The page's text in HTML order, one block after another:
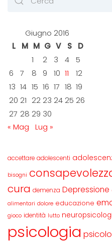
Giugno 2016
L
M M G V S
D
1
2 3 4
5
6
7 8 9 10 11
12
13 14 15 16 17 18 19
20 21 22 23 24 25 26
27 28 29 30
« Mag
Lug »
accettare adolescenti
bisogni
cura demenza Depressione
alimentari dolore educazione
gioco identità lutto
psicologia